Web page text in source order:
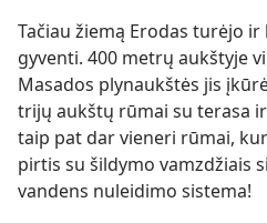
Tačiau žiemą Erodas turėjo
gyventi. 400 metrų aukštyje
Masados plynaukštės jis
trijų aukštų rūmai su terasa
taip pat dar vieneri rūmai,
pirtis su šildymo vamzdžiais
vandens nuleidimo sistema!